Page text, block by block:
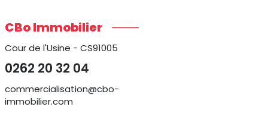
CBo Immobilier
Cour de l'Usine - CS91005
0262 20 32 04
commercialisation@cbo-
immobilier.com